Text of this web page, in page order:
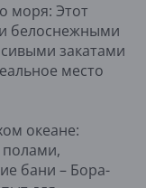
моря: Этот
белоснежными
закатами
место
океане:
полами,
бани – Бора-